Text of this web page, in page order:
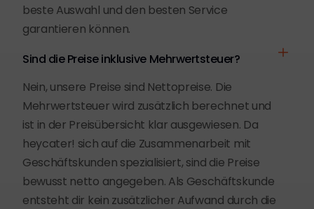
beste Auswahl und den besten Service
garantieren können.
Sind die Preise inklusive Mehrwertsteuer?
Nein, unsere Preise sind Nettopreise. Die
Mehrwertsteuer wird zusätzlich berechnet und
ist in der Preisübersicht klar ausgewiesen. Da
heycater! sich auf die Zusammenarbeit mit
Geschäftskunden spezialisiert, sind die Preise
bewusst netto angegeben. Als Geschäftskunde
entsteht dir kein zusätzlicher Aufwand durch die